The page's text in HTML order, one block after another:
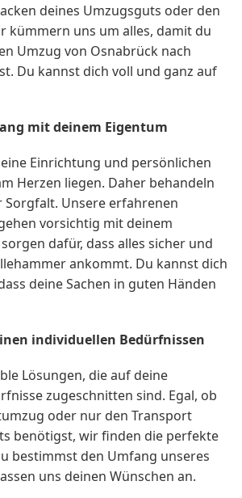
deines Umzugsguts oder den
kümmern uns um alles, damit du
Umzug von Osnabrück nach
Du kannst dich voll und ganz auf
mit deinem Eigentum
Einrichtung und persönlichen
Herzen liegen. Daher behandeln
Unsere erfahrenen
vorsichtig mit deinem
dafür, dass alles sicher und
ankommt. Du kannst dich
deine Sachen in guten Händen
individuellen Bedürfnissen
Lösungen, die auf deine
zugeschnitten sind. Egal, ob
oder nur den Transport
benötigst, wir finden die perfekte
bestimmst den Umfang unseres
uns deinen Wünschen an.